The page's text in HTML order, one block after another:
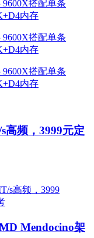
高频，3999元定
Mendocino架